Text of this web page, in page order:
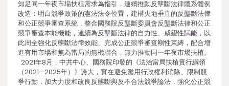
知足同一年夜市場扶植需求為指引，連續推動反壟斷法律體系體例
改造：明白競爭政策的憲法法令位置，建構央地垂直的反壟斷法律
和公正競爭審查系統，整合國務院反壟斷委員會反壟斷法律和公正
競爭審查本能機能，連續為反壟斷法律的自力性、威望性賦能，以
此周全強化反壟斷法律效能、完成公正競爭審查剛性束縛，配合增
進有用市場和無為當局的無機聯合，無力推動同一年夜市場扶植。
2021年8月，中共中心、國務院印發的《法治當局扶植實行綱領
（2021—2025年）》誇大，實在避免濫用行政權利消除、限制競
爭行動，加大力度和改良反壟斷與反不合法競爭論法，強化公正競